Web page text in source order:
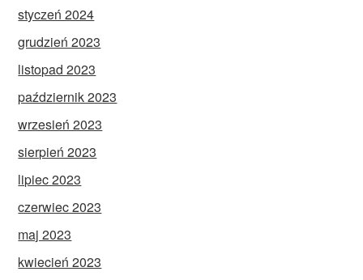
styczeń 2024
grudzień 2023
listopad 2023
październik 2023
wrzesień 2023
sierpień 2023
lipiec 2023
czerwiec 2023
maj 2023
kwiecień 2023